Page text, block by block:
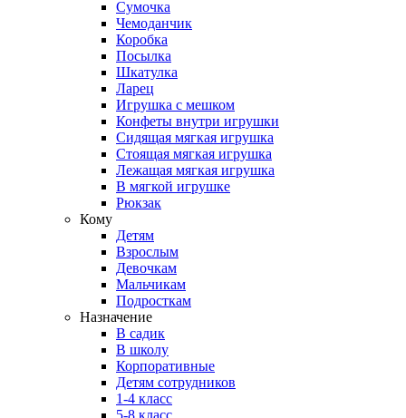
Сумочка
Чемоданчик
Коробка
Посылка
Шкатулка
Ларец
Игрушка с мешком
Конфеты внутри игрушки
Сидящая мягкая игрушка
Стоящая мягкая игрушка
Лежащая мягкая игрушка
В мягкой игрушке
Рюкзак
Кому
Детям
Взрослым
Девочкам
Мальчикам
Подросткам
Назначение
В садик
В школу
Корпоративные
Детям сотрудников
1-4 класс
5-8 класс